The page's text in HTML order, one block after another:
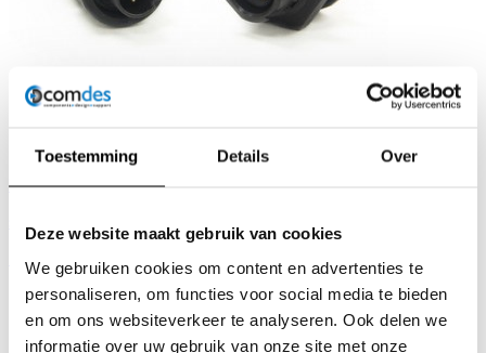
Toestemming Details Over
Deze website maakt gebruik van cookies
We gebruiken cookies om content en advertenties te
personaliseren, om functies voor social media te bieden
en om ons websiteverkeer te analyseren. Ook delen we
informatie over uw gebruik van onze site met onze
Download PDF
Stel uw vraag
Switchcraft/Conxall EN2